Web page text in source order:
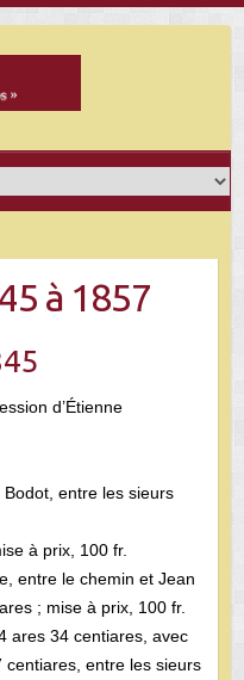
à 1857
d’Étienne
entre les sieurs
à prix, 100 fr.
entre le chemin et Jean
; mise à prix, 100 fr.
ares 34 centiares, avec
entre les sieurs